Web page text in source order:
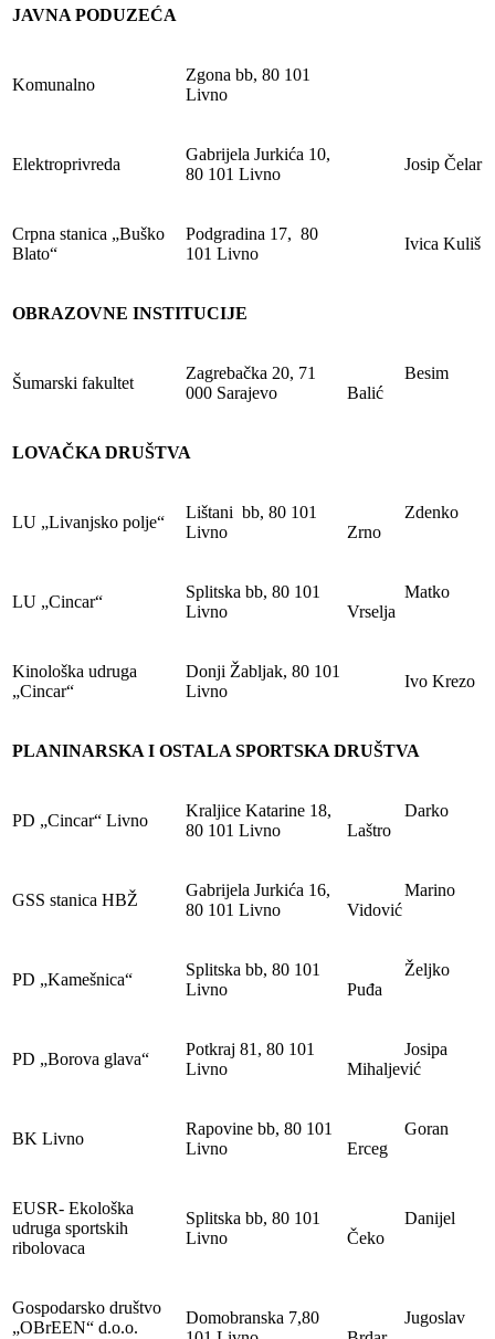
JAVNA PODUZEĆA
Komunalno
Zgona bb, 80 101
Livno
Elektroprivreda
Gabrijela Jurkića 10,
80 101 Livno
Josip Čelar
Crpna stanica „Buško
Blato“
Podgradina 17, 80
101 Livno
Ivica Kuliš
OBRAZOVNE INSTITUCIJE
Šumarski fakultet
Zagrebačka 20, 71
000 Sarajevo
Besim
Balić
LOVAČKA DRUŠTVA
LU „Livanjsko polje“
Lištani bb, 80 101
Livno
Zdenko
Zrno
LU „Cincar“
Splitska bb, 80 101
Livno
Matko
Vrselja
Kinološka udruga
„Cincar“
Donji Žabljak, 80 101
Livno
Ivo Krezo
PLANINARSKA I OSTALA SPORTSKA DRUŠTVA
PD „Cincar“ Livno
Kraljice Katarine 18,
80 101 Livno
Darko
Laštro
GSS stanica HBŽ
Gabrijela Jurkića 16,
80 101 Livno
Marino
Vidović
PD „Kamešnica“
Splitska bb, 80 101
Livno
Željko
Puđa
PD „Borova glava“
Potkraj 81, 80 101
Livno
Josipa
Mihaljević
BK Livno
Rapovine bb, 80 101
Livno
Goran
Erceg
EUSR- Ekološka
udruga sportskih
ribolovaca
Splitska bb, 80 101
Livno
Danijel
Čeko
Gospodarsko društvo
„OBrEEN“ d.o.o.
Domobranska 7,80
Jugoslav